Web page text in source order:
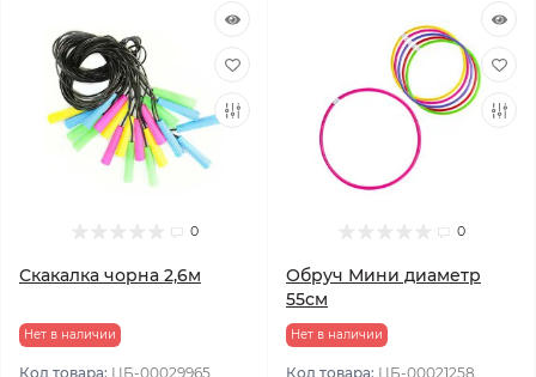
0
Скакалка чорна 2,6м
Нет в наличии
Код товара: ЦБ-00029965
0
Обруч Мини диаметр
55см
Нет в наличии
Код товара: ЦБ-00021258